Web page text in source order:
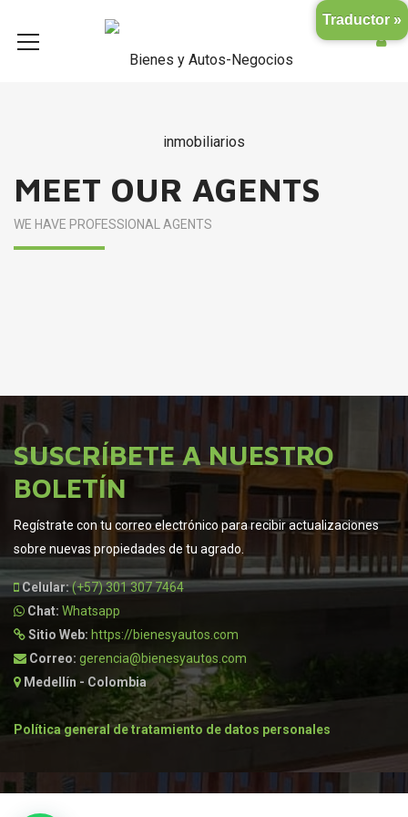
MEET OUR AGENTS
WE HAVE PROFESSIONAL AGENTS
SUSCRÍBETE A NUESTRO
BOLETÍN
Regístrate con tu correo electrónico para recibir actualizaciones
sobre nuevas propiedades de tu agrado.
Celular:(+57) 301 307 7464
Chat: Whatsapp
Sitio Web: https://bienesyautos.com
Correo: gerencia@bienesyautos.com
Medellín - Colombia
Política general de tratamiento de datos personales
Traductor »